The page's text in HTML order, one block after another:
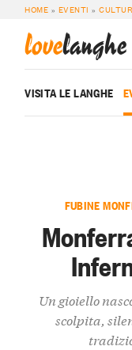
HOME » EVENTI »
lovelanghe
VISITA LE LANGHE
FUBINE
Un gioiello
scolpita,